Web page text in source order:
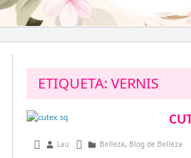
ETIQUETA: VERNIS
agosto 7, 2015
Lau Belleza, Blog de Belleza